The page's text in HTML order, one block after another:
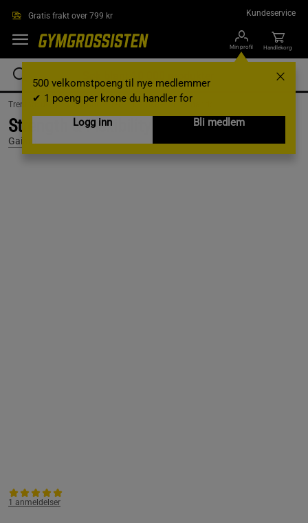
Gratis frakt over 799 kr Kundeservice
Min profil
500 velkomstpoeng til nye medlemmer
✔ 1 poeng per krone du handler for
Logg inn
Bli medlem
Handlekorg
Treningsutstyr & tilbehør /Treningsstrikker /Flex bands
Strength & Flexibility Gummibånd Kit
Gaiam
1 anmeldelser